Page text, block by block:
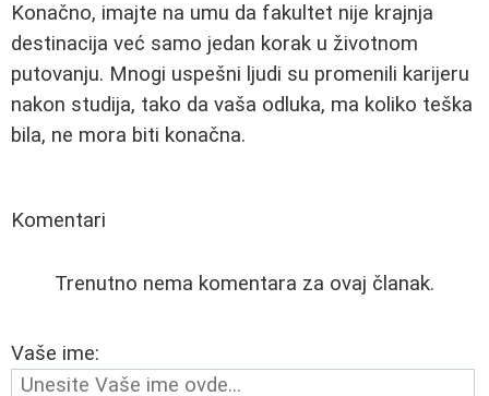
Konačno, imajte na umu da fakultet nije krajnja
destinacija već samo jedan korak u životnom
putovanju. Mnogi uspešni ljudi su promenili karijeru
nakon studija, tako da vaša odluka, ma koliko teška
bila, ne mora biti konačna.
Komentari
Trenutno nema komentara za ovaj članak.
Vaše ime: